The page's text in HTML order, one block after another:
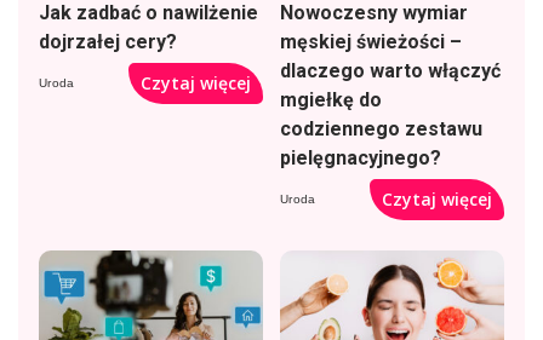
Jak zadbać o nawilżenie
dojrzałej cery?
Uroda Czytaj więcej
Nowoczesny wymiar
męskiej świeżości –
dlaczego warto włączyć
mgiełkę do
codziennego zestawu
pielęgnacyjnego?
Uroda Czytaj więcej